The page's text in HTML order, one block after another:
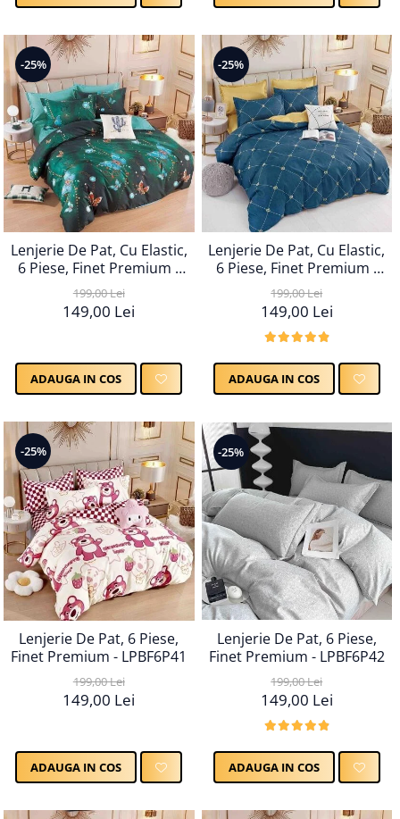
-25%
Lenjerie De Pat, Cu Elastic,
6 Piese, Finet Premium -
LPBF6PE29
199,00 Lei
149,00 Lei
ADAUGA IN COS
-25%
Lenjerie De Pat, Cu Elastic,
6 Piese, Finet Premium -
LPBF6PE30
199,00 Lei
149,00 Lei
ADAUGA IN COS
-25%
Lenjerie De Pat, 6 Piese,
Finet Premium - LPBF6P41
199,00 Lei
149,00 Lei
ADAUGA IN COS
-25%
Lenjerie De Pat, 6 Piese,
Finet Premium - LPBF6P42
199,00 Lei
149,00 Lei
ADAUGA IN COS